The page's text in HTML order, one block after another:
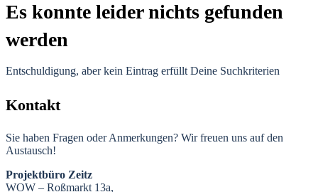
Es konnte leider nichts gefunden
werden
Entschuldigung, aber kein Eintrag erfüllt Deine Suchkriterien
Kontakt
Sie haben Fragen oder Anmerkungen? Wir freuen uns auf den
Austausch!
Projektbüro Zeitz
WOW – Roßmarkt 13a,